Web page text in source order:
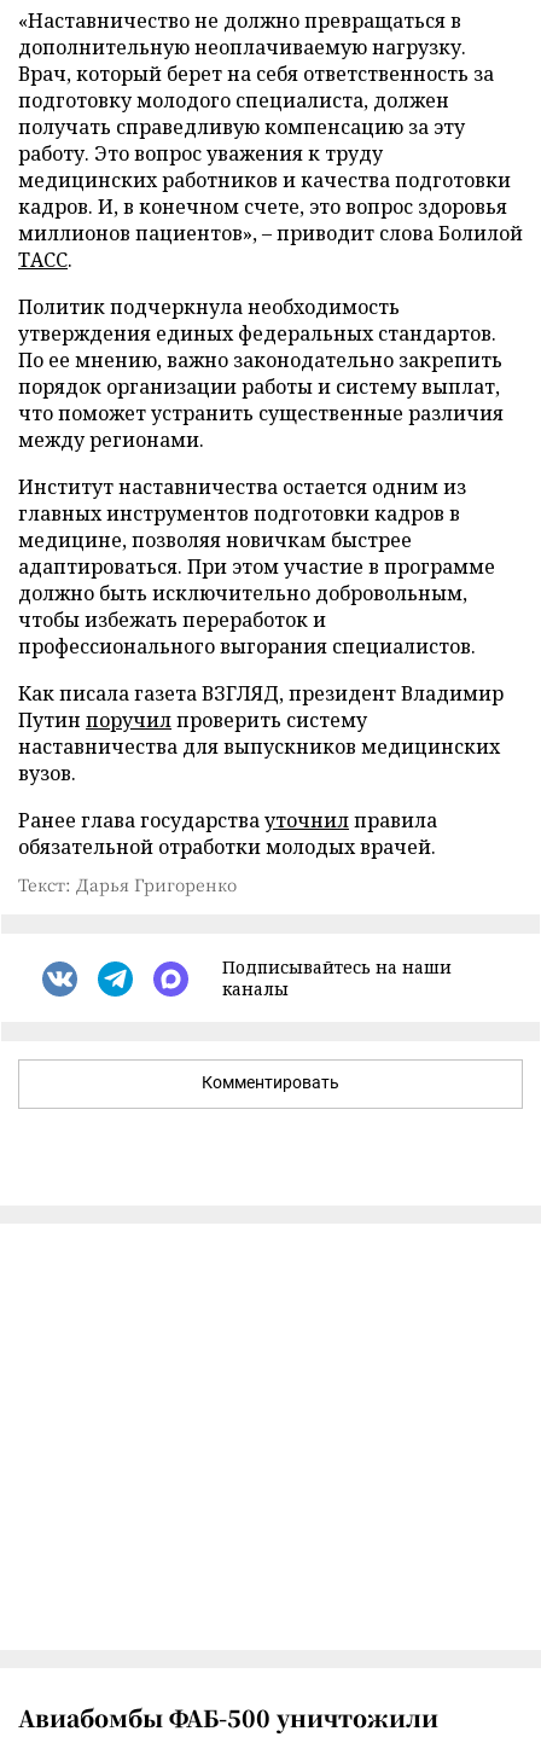
«Наставничество не должно превращаться в
дополнительную неоплачиваемую нагрузку.
Врач, который берет на себя ответственность за
подготовку молодого специалиста, должен
получать справедливую компенсацию за эту
работу. Это вопрос уважения к труду
медицинских работников и качества подготовки
кадров. И, в конечном счете, это вопрос здоровья
миллионов пациентов», – приводит слова Болилой
ТАСС.
Политик подчеркнула необходимость
утверждения единых федеральных стандартов.
По ее мнению, важно законодательно закрепить
порядок организации работы и систему выплат,
что поможет устранить существенные различия
между регионами.
Институт наставничества остается одним из
главных инструментов подготовки кадров в
медицине, позволяя новичкам быстрее
адаптироваться. При этом участие в программе
должно быть исключительно добровольным,
чтобы избежать переработок и
профессионального выгорания специалистов.
Как писала газета ВЗГЛЯД, президент Владимир
Путин поручилпроверить систему
наставничества для выпускников медицинских
вузов.
Ранее глава государствауточнилправила
обязательной отработки молодых врачей.
Текст: Дарья Григоренко
Подписывайтесь на наши
каналы
Комментировать
Авиабомбы ФАБ-500 уничтожили